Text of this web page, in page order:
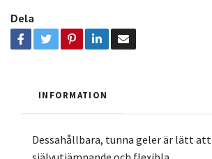
Dela
INFORMATION
Dessahållbara, tunna geler är lätt